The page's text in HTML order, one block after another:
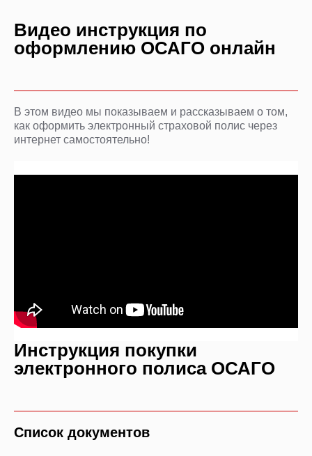
Видео инструкция по
оформлению ОСАГО онлайн
В этом видео мы показываем и рассказываем о том,
как оформить электронный страховой полис через
интернет самостоятельно!
Инструкция покупки
электронного полиса ОСАГО
Список документов